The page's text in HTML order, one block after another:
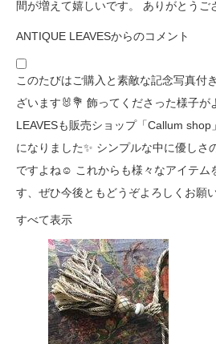
間が増えて嬉しいです。 ありがとうご
ANTIQUE LEAVESからのコメント
このたびはご購入と素敵な記念写真付
ざいます🐰💐 飾ってくださった様子が
LEAVESも販売ショップ「Callum
になりました✨ シンプルな中に優しさ
ですよね☺️ これからも様々なアイテム
す、ぜひ今後ともどうぞよろしくお願
すべて表示